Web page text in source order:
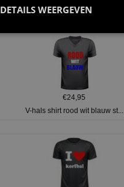
Koningsdag shirt heren v-hals ...
€24,95
V-hals shirt rood wit blauw st...
DETAILS WEERGEVEN